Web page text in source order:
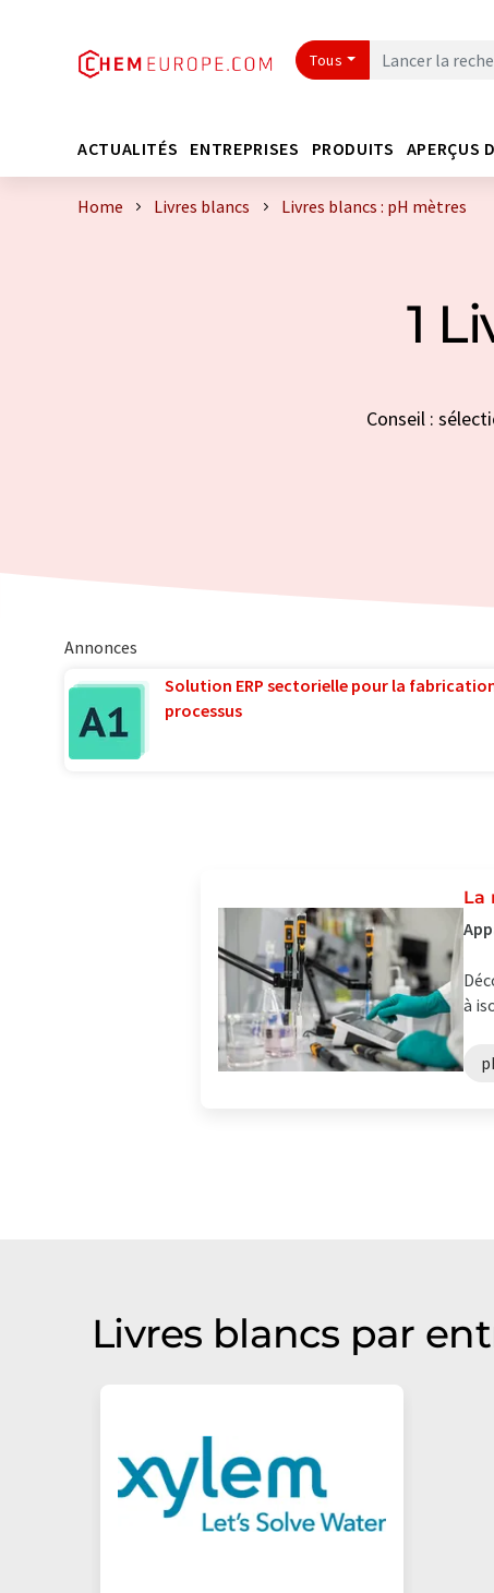
Tous
ACTUALITÉS ENTREPRISES PRODUITS APERÇUS
Home Livres blancs Livres blancs : pH mètres
1
Conseil :
Annonces
Solution ERP sectorielle pour la
processus
La
à
Livres blancs par